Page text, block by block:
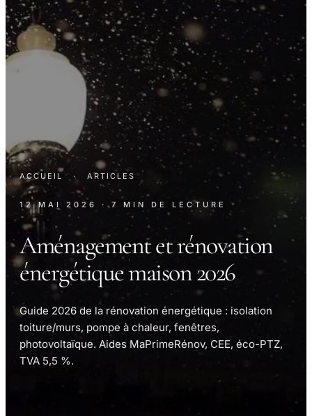
ACCUEIL · ARTICLES
12 MAI 2026 · 7 MIN DE LECTURE
Aménagement et rénovation
énergétique maison 2026
Guide 2026 de la rénovation énergétique : isolation
toiture/murs, pompe à chaleur, fenêtres,
photovoltaïque. Aides MaPrimeRénov, CEE, éco-PTZ,
TVA 5,5 %.